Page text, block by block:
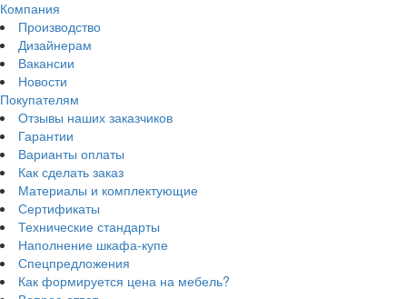
Компания
Производство
Дизайнерам
Вакансии
Новости
Покупателям
Отзывы наших заказчиков
Гарантии
Варианты оплаты
Как сделать заказ
Материалы и комплектующие
Сертификаты
Технические стандарты
Наполнение шкафа-купе
Спецпредложения
Как формируется цена на мебель?